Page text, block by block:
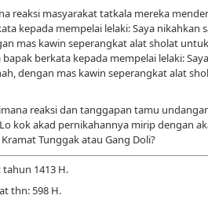
reaksi masyarakat tatkala mereka
kepada mempelai lelaki: Saya nikahkan
mas kawin seperangkat alat sholat
berkata kepada mempelai lelaki:
dengan mas kawin seperangkat alat
reaksi dan tanggapan tamu
kok akad pernikahannya mirip dengan
Tunggak atau Gang Doli?
tahun 1413 H.
thn: 598 H.